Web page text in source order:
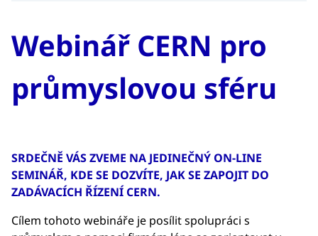
Webinář CERN pro
průmyslovou sféru
SRDEČNĚ VÁS ZVEME NA JEDINEČNÝ ON-LINE
SEMINÁŘ, KDE SE DOZVÍTE, JAK SE ZAPOJIT DO
ZADÁVACÍCH ŘÍZENÍ CERN.
Cílem tohoto webináře je posílit spolupráci s